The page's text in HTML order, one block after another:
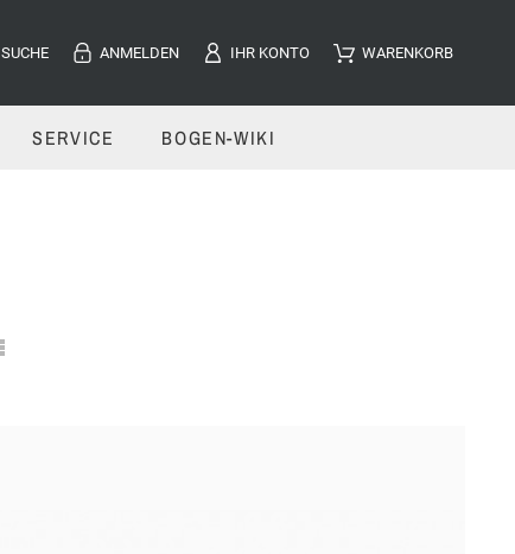
ANMELDEN IHR KONTO WARENKORB
SUCHE
SERVICE BOGEN-WIKI